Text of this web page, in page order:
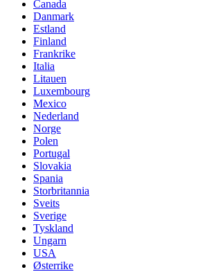
Canada
Danmark
Estland
Finland
Frankrike
Italia
Litauen
Luxembourg
Mexico
Nederland
Norge
Polen
Portugal
Slovakia
Spania
Storbritannia
Sveits
Sverige
Tyskland
Ungarn
USA
Østerrike